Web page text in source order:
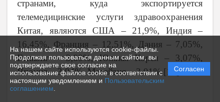
На нашем сайте используются cookie-файлы.
Продолжая пользоваться данным сайтом, вы
подтверждаете свое согласие на
использование файлов cookie в соответствии с
настоящим уведомлением и Пользовательским
соглашением
Согласен
странами, куда экспортируется
телемедицинские услуги здравоохранения
Китая, являются США – 21,9%, Индия –
16,45%, Франция – 12,51%, Дания – 7,05%,
Гонконг – 3,89%, Южная Корея – 3,07%,
Япония – 3,04%, Малайзия – 3,01% [10].